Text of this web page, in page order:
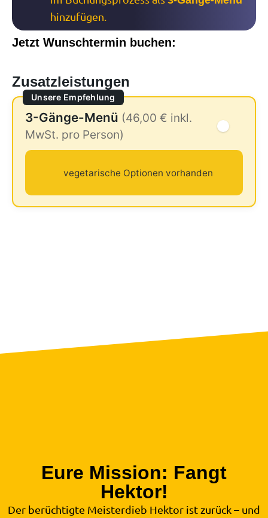
hinzufügen.
Jetzt Wunschtermin buchen:
Zusatzleistungen
Unsere Empfehlung
3-Gänge-Menü (46,00 € inkl.
MwSt. pro Person)
vegetarische Optionen vorhanden
Eure Mission: Fangt
Hektor!
Der berüchtigte Meisterdieb Hektor ist zurück – und